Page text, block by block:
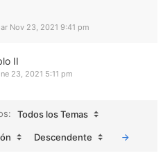
Nov 23, 2021 9:41 pm
II
23, 2021 5:11 pm
Todos los Temas
Descendente